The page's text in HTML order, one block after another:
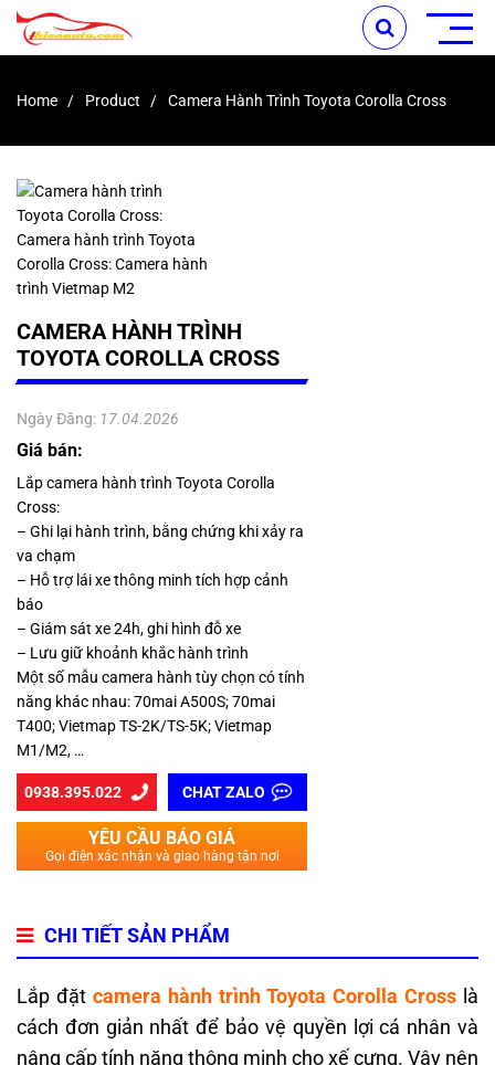
Home Product Camera Hành Trình Toyota Corolla Cross
CAMERA HÀNH TRÌNH
TOYOTA COROLLA CROSS
Ngày Đăng: 17.04.2026
Giá bán:
Lắp camera hành trình Toyota Corolla
Cross:
– Ghi lại hành trình, bằng chứng khi xảy ra
va chạm
– Hỗ trợ lái xe thông minh tích hợp cảnh
báo
– Giám sát xe 24h, ghi hình đỗ xe
– Lưu giữ khoảnh khắc hành trình
Một số mẫu camera hành tùy chọn có tính
năng khác nhau: 70mai A500S; 70mai
T400; Vietmap TS-2K/TS-5K; Vietmap
M1/M2, …
0938.395.022 CHAT ZALO
YÊU CẦU BÁO GIÁ
Gọi điện xác nhận và giao hàng tận nơi
CHI TIẾT SẢN PHẨM
Lắp đặt camera hành trình Toyota Corolla Cross là
cách đơn giản nhất để bảo vệ quyền lợi cá nhân và
nâng cấp tính năng thông minh cho xế cưng. Vậy nên